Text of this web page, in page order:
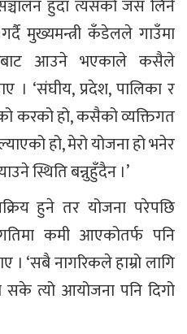
हुँदा त्यसको जस लिने
मुख्यमन्त्री कँडेलले गाउँमा
आउने भएकाले कसैले
। ‘संघीय, प्रदेश, पालिका र
करको हो, कसैको व्यक्तिगत
हो, मेरो योजना हो भनेर
स्थिति बन्नुहुँदैन ।’
हुने तर योजना परेपछि
कमी आएकोतर्फ पनि
‘सबै नागरिकले हाम्रो लागि
त्यो आयोजना पनि दिगो